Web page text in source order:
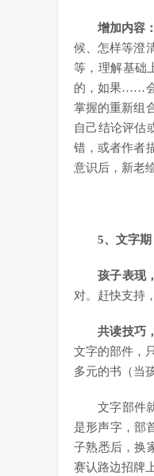
增加内容：
候、怎样等澄
等，理解基础
的，如果……
掌握的重新组
自己结论评估
错，或者作者
意识后，新老
5、文字
孩子表现
对。赶快支持
共读技巧
文字的部件，
多元的书（当
文字部件
是形声字，部
子熟悉后，换
赛认路边招牌